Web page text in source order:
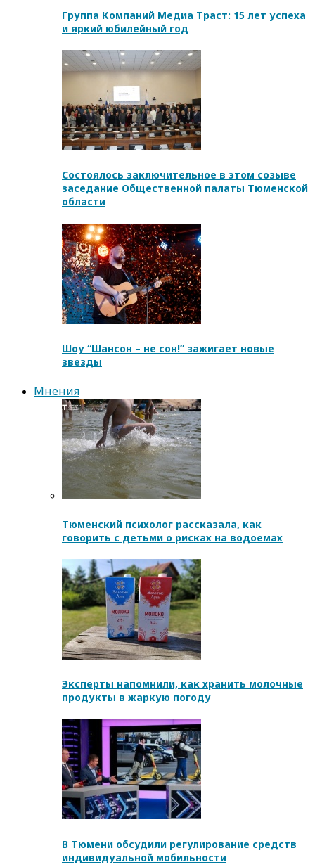
Группа Компаний Медиа Траст: 15 лет успеха
и яркий юбилейный год
Состоялось заключительное в этом созыве
заседание Общественной палаты Тюменской
области
Шоу “Шансон – не сон!” зажигает новые
звезды
Мнения
Тюменский психолог рассказала, как
говорить с детьми о рисках на водоемах
Эксперты напомнили, как хранить молочные
продукты в жаркую погоду
В Тюмени обсудили регулирование средств
индивидуальной мобильности